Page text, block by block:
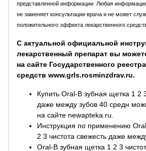
представленной информации. Любая
не заменяет консультации врача и не может
положительного эффекта лекарственного
С актуальной официальной
лекарственный препарат вы
на сайте Государственного
средств www.grls.rosminzdrav.ru.
Купить Oral-B зубная щетка 1 2
даже между зубов 40 средн
на сайте newapteka.ru.
Инструкция по применению
2 3 чистота свежесть даже
Oral-B зубная щетка 1 2 3